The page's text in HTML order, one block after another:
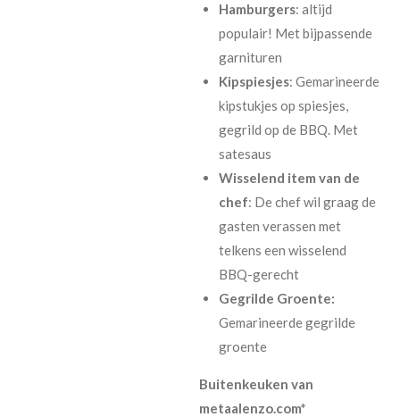
Hamburgers: altijd
populair! Met bijpassende
garnituren
Kipspiesjes: Gemarineerde
kipstukjes op spiesjes,
gegrild op de BBQ. Met
satesaus
Wisselend item van de
chef: De chef wil graag de
gasten verassen met
telkens een wisselend
BBQ-gerecht
Gegrilde Groente:
Gemarineerde gegrilde
groente
Buitenkeuken van
metaalenzo.com*